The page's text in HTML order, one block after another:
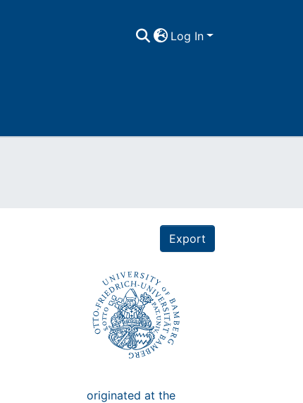
Log In
Export
originated at the